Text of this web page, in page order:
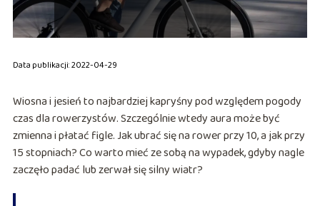
Data publikacji: 2022-04-29
Wiosna i jesień to najbardziej kapryśny pod względem pogody
czas dla rowerzystów. Szczególnie wtedy aura może być
zmienna i płatać figle. Jak ubrać się na rower przy 10, a jak przy
15 stopniach? Co warto mieć ze sobą na wypadek, gdyby nagle
zaczęło padać lub zerwał się silny wiatr?